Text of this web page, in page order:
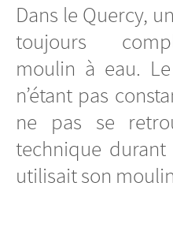
Dans le Quercy,
toujours
moulin à eau.
n’étant pas
ne pas se
technique durant
utilisait son